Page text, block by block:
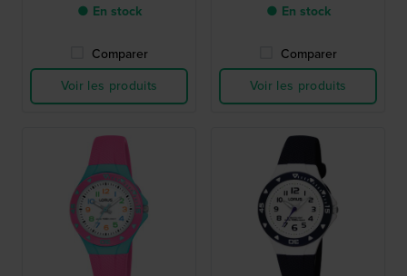
● En stock
Comparer
Voir les produits
● En stock
Comparer
Voir les produits